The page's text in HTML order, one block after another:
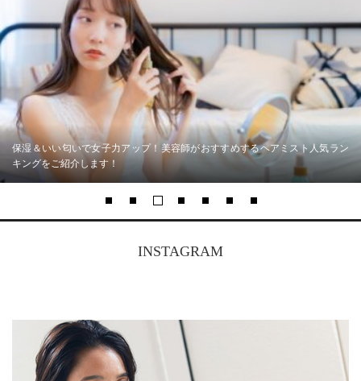
プ！美容師がおすすめするヘアミスト人気ラン
クリームファンデーション
人気アイテムや正しい使い
INSTAGRAM